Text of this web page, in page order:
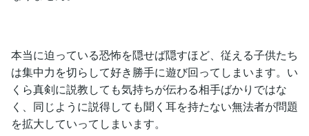
本当に迫っている恐怖を隠せば隠すほど、従える子供たち
は集中力を切らして好き勝手に遊び回ってしまいます。い
くら真剣に説教しても気持ちが伝わる相手ばかりではな
く、同じように説得しても聞く耳を持たない無法者が問題
を拡大していってしまいます。